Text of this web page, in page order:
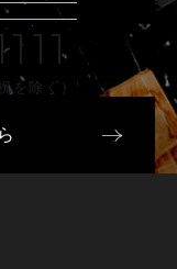
除く）